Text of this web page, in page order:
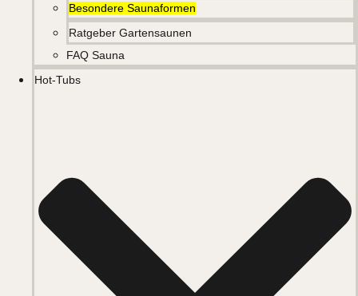
Besondere Saunaformen
Ratgeber Gartensaunen
FAQ Sauna
Hot-Tubs